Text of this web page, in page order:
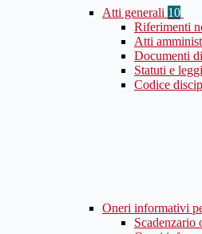
Atti generali 10
Riferimenti
Atti
Documenti
Statuti e
Codice
Oneri informativi
Scadenzario